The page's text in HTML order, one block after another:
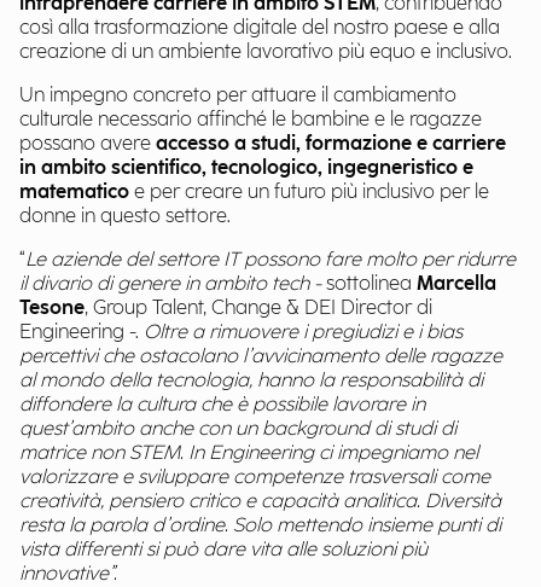
così alla trasformazione digitale del nostro paese e alla
creazione di un ambiente lavorativo più equo e inclusivo.
Un impegno concreto per attuare il cambiamento
culturale necessario affinché le bambine e le ragazze
possano avere accesso a studi, formazione e carriere
in ambito scientifico, tecnologico, ingegneristico e
matematico e per creare un futuro più inclusivo per le
donne in questo settore.
“Le aziende del settore IT possono fare molto per ridurre
il divario di genere in ambito tech -sottolinea Marcella
Tesone, Group Talent, Change & DEI Director di
Engineering -. Oltre a rimuovere i pregiudizi e i bias
percettivi che ostacolano l’avvicinamento delle ragazze
al mondo della tecnologia, hanno la responsabilità di
diffondere la cultura che è possibile lavorare in
quest’ambito anche con un background di studi di
matrice non STEM. In Engineering ci impegniamo nel
valorizzare e sviluppare competenze trasversali come
creatività, pensiero critico e capacità analitica. Diversità
resta la parola d’ordine. Solo mettendo insieme punti di
vista differenti si può dare vita alle soluzioni più
innovative”.